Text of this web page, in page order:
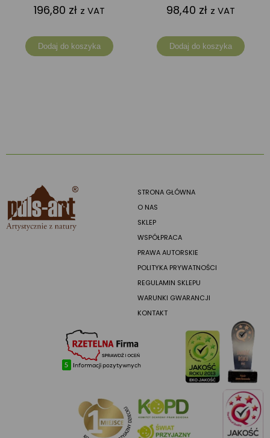
196,80 zł z VAT
Dodaj do koszyka
98,40 zł z VAT
Dodaj do koszyka
STRONA GŁÓWNA
O NAS
SKLEP
WSPÓŁPRACA
PRAWA AUTORSKIE
POLITYKA PRYWATNOŚCI
REGULAMIN SKLEPU
WARUNKI GWARANCJI
KONTAKT